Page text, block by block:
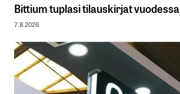
Bittium tuplasi tilauskirjat vuodessa
7.8.2026